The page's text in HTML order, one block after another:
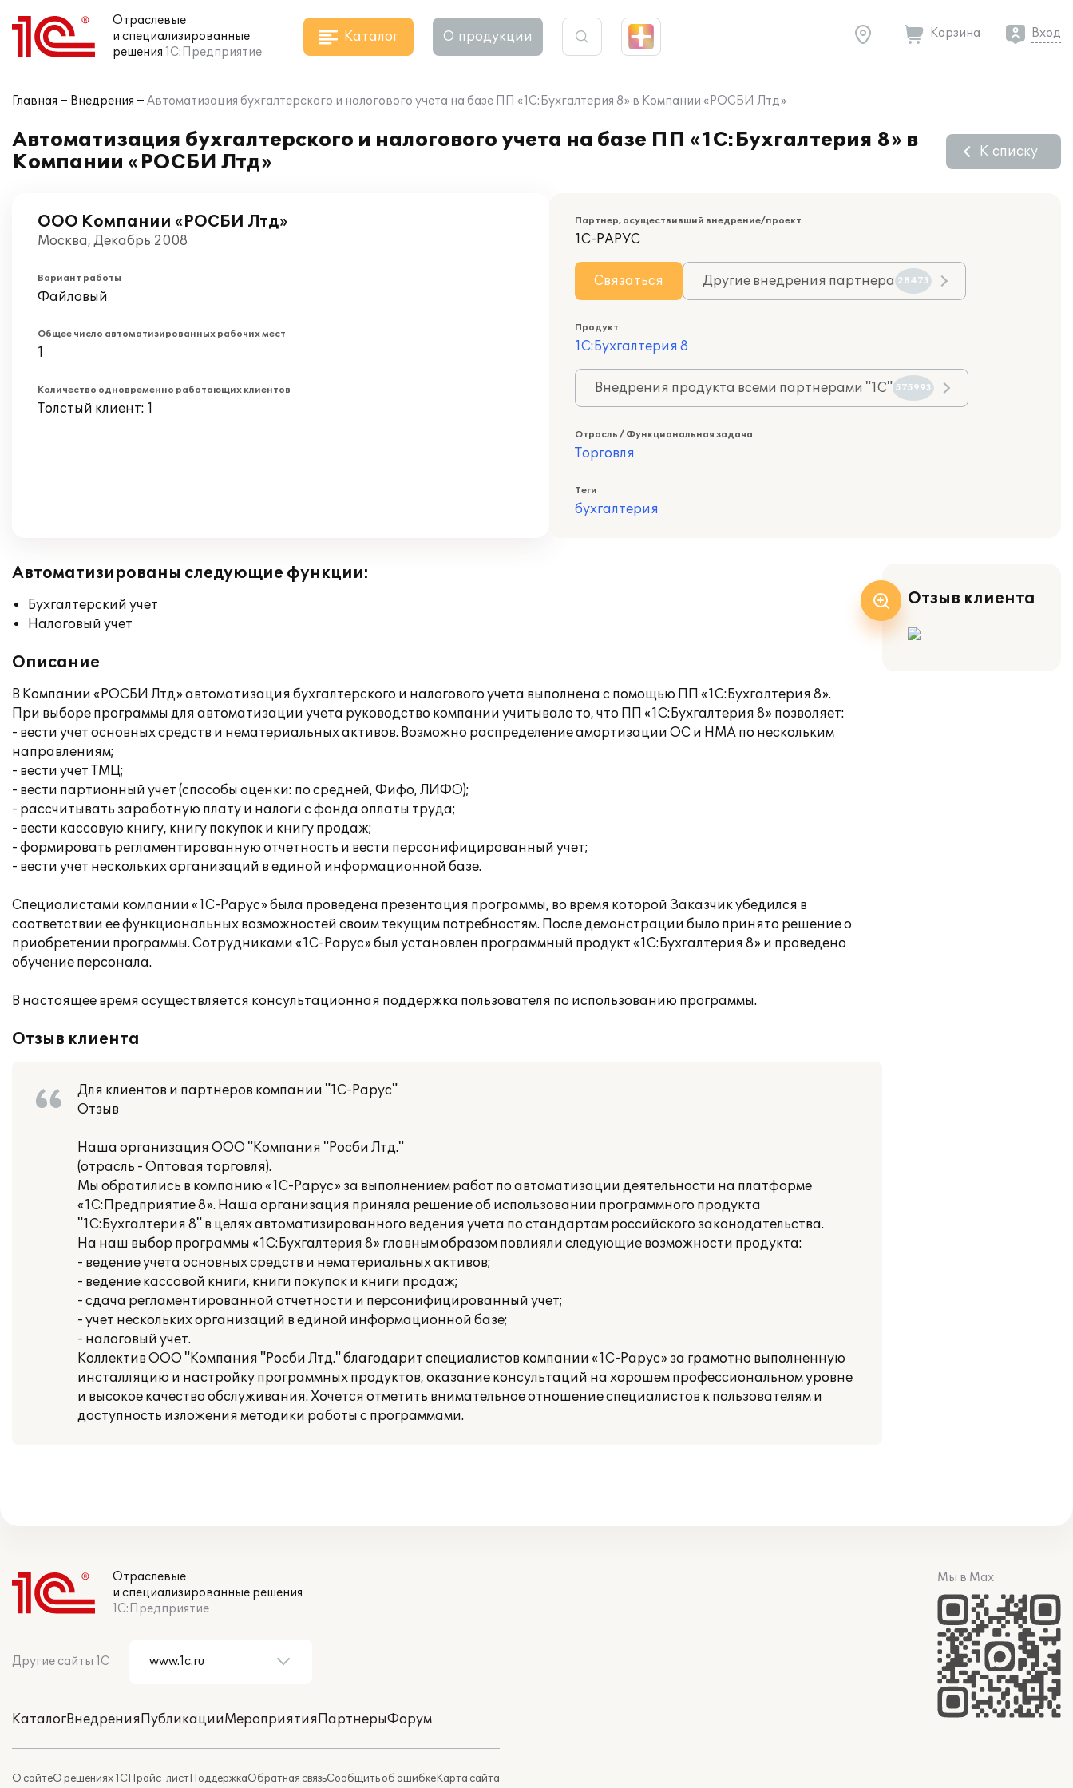
Отраслевые
и специализированные
решения 1С:Предприятие
Каталог О продукции Корзина Вход
Главная Внедрения Автоматизация бухгалтерского и налогового учета на базе ПП «1С:Бухгалтерия 8» в Компании «РОСБИ Лтд»
Автоматизация бухгалтерского и налогового учета на базе ПП «1С:Бухгалтерия 8» в
Компании «РОСБИ Лтд»
К списку
ООО Компании «РОСБИ Лтд»
Москва, Декабрь 2008
Вариант работы
Файловый
Общее число автоматизированных рабочих мест
1
Количество одновременно работающих клиентов
Толстый клиент: 1
Партнер, осуществивший внедрение/проект
1С-РАРУС
Связаться Другие внедрения партнера 28473
Продукт
1С:Бухгалтерия 8
Внедрения продукта всеми партнерами "1С" 575993
Отрасль / Функциональная задача
Торговля
Теги
бухгалтерия
Автоматизированы следующие функции:
Бухгалтерский учет
Налоговый учет
Описание
В Компании «РОСБИ Лтд» автоматизация бухгалтерского и налогового учета выполнена с помощью ПП «1С:Бухгалтерия 8».
При выборе программы для автоматизации учета руководство компании учитывало то, что ПП «1С:Бухгалтерия 8» позволяет:
- вести учет основных средств и нематериальных активов. Возможно распределение амортизации ОС и НМА по нескольким
направлениям;
- вести учет ТМЦ;
- вести партионный учет (способы оценки: по средней, Фифо, ЛИФО);
- рассчитывать заработную плату и налоги с фонда оплаты труда;
- вести кассовую книгу, книгу покупок и книгу продаж;
- формировать регламентированную отчетность и вести персонифицированный учет;
- вести учет нескольких организаций в единой информационной базе.
Специалистами компании «1С-Рарус» была проведена презентация программы, во время которой Заказчик убедился в
соответствии ее функциональных возможностей своим текущим потребностям. После демонстрации было принято решение о
приобретении программы. Сотрудниками «1С-Рарус» был установлен программный продукт «1С:Бухгалтерия 8» и проведено
обучение персонала.
В настоящее время осуществляется консультационная поддержка пользователя по использованию программы.
Отзыв клиента
Для клиентов и партнеров компании "1С-Рарус"
Отзыв
Наша организация ООО "Компания "Росби Лтд."
(отрасль - Оптовая торговля).
Мы обратились в компанию «1С-Рарус» за выполнением работ по автоматизации деятельности на платформе
«1С:Предприятие 8». Наша организация приняла решение об использовании программного продукта
"1C:Бухгалтерия 8" в целях автоматизированного ведения учета по стандартам российского законодательства.
На наш выбор программы «1С:Бухгалтерия 8» главным образом повлияли следующие возможности продукта:
- ведение учета основных средств и нематериальных активов;
- ведение кассовой книги, книги покупок и книги продаж;
- сдача регламентированной отчетности и персонифицированный учет;
- учет нескольких организаций в единой информационной базе;
- налоговый учет.
Коллектив ООО "Компания "Росби Лтд." благодарит специалистов компании «1С-Рарус» за грамотно выполненную
инсталляцию и настройку программных продуктов, оказание консультаций на хорошем профессиональном уровне
и высокое качество обслуживания. Хочется отметить внимательное отношение специалистов к пользователям и
доступность изложения методики работы с программами.
Отзыв клиента
Отраслевые
и специализированные решения
1С:Предприятие
Другие сайты 1С
КаталогВнедренияПубликацииМероприятияПартнерыФорум
О сайтеО решениях 1СПрайс-листПоддержкаОбратная связьСообщить об ошибкеКарта сайта
Мы в Max